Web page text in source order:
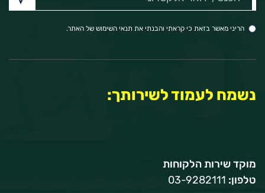
דואר
אלקטרוני:
הריני מאשר בזאת כי קראתי והבנתי את תנאי השימוש של האתר.
נשמח לעמוד לשירותך:
מוקד שירות הלקוחות
טלפון: